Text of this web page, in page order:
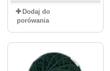
Dodaj do
porówania